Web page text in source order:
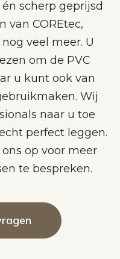
scherp geprijsd
van COREtec,
veel meer. U
om de PVC
u kunt ook van
Wij
naar u toe
perfect leggen.
op voor meer
te bespreken.